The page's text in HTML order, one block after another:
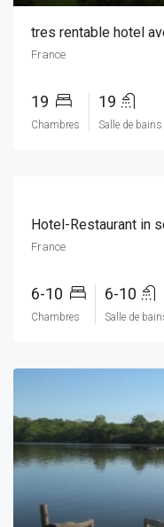
France
19
Chambres
19
Salle de bains
Hotel-Restaurant in
France
6-10
Chambres
6-10
Salle de